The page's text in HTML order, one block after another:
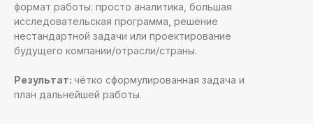
формат работы: просто аналитика, большая
исследовательская программа, решение
нестандартной задачи или проектирование
будущего компании/отрасли/страны.
Результат: чётко сформулированная задача и
план дальнейшей работы.